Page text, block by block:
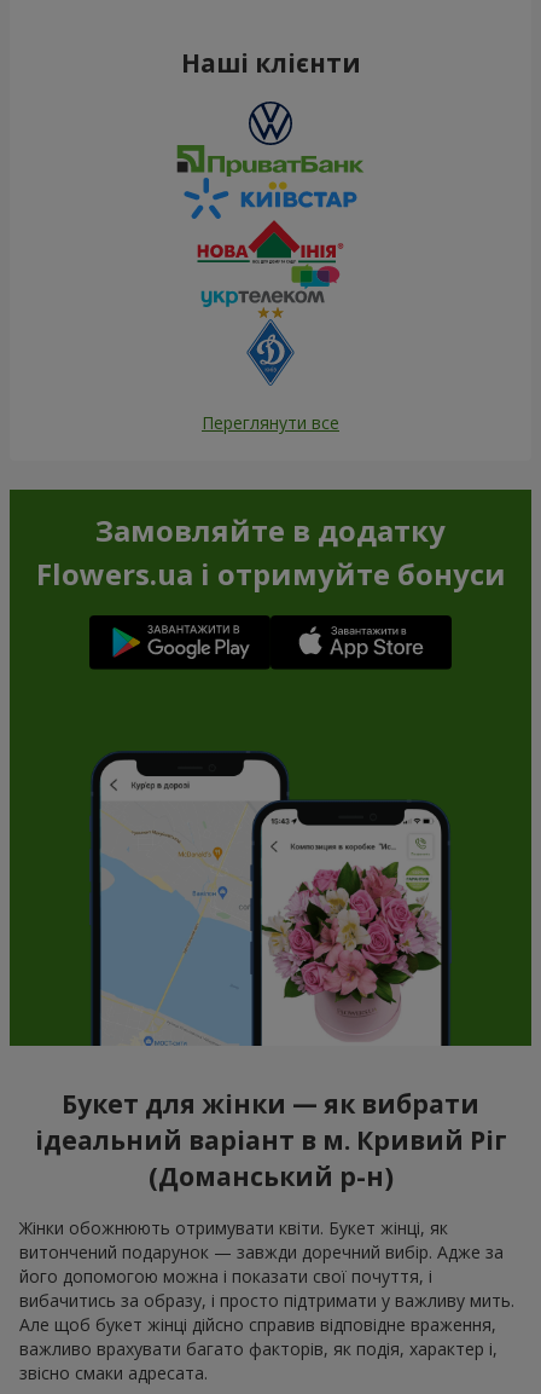
Наші клієнти
Переглянути все
Замовляйте в додатку
Flowers.ua і отримуйте бонуси
Букет для жінки — як вибрати
ідеальний варіант в м. Кривий Ріг
(Доманський р-н)
Жінки обожнюють отримувати квіти. Букет жінці, як
витончений подарунок — завжди доречний вибір. Адже за
його допомогою можна і показати свої почуття, і
вибачитись за образу, і просто підтримати у важливу мить.
Але щоб букет жінці дійсно справив відповідне враження,
важливо врахувати багато факторів, як подія, характер і,
звісно смаки адресата.